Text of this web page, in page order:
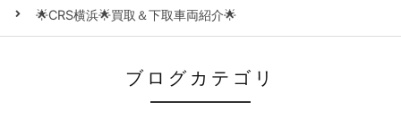
🌟CRS横浜🌟買取＆下取車両紹介🌟
ブログカテゴリ